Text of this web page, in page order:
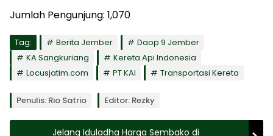
Jumlah Pengunjung: 1,070
Tag: Berita Jember
Daop 9 Jember
KA Sangkuriang
Kereta Api Indonesia
Locusjatim.com
PT KAI Transportasi Kereta
Penulis: Rio Satrio Editor: Rezky
Jelang Iduladha Harga Sembako di